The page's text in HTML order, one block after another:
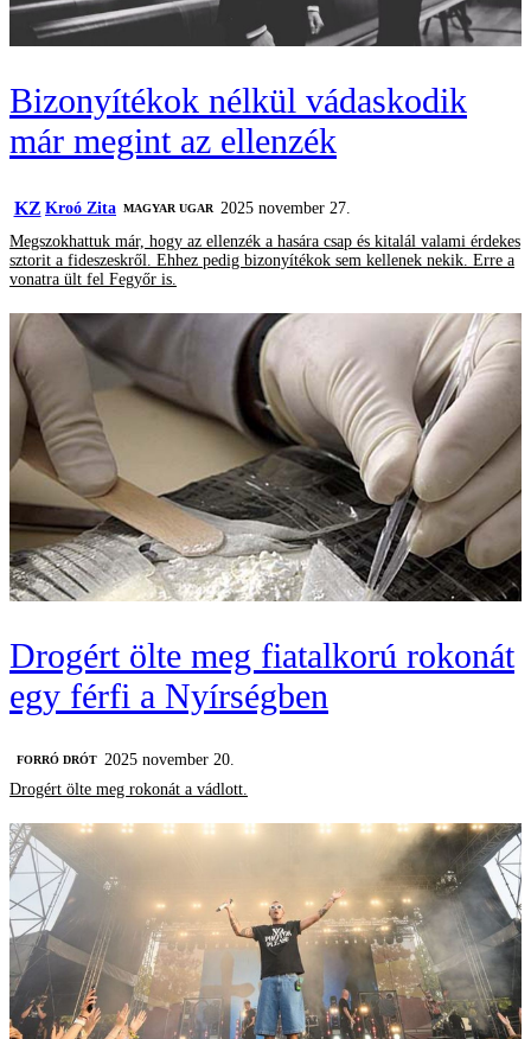
Bizonyítékok nélkül vádaskodik
már megint az ellenzék
KZ Kroó Zita MAGYAR UGAR
2025 november 27.
Megszokhattuk már, hogy az ellenzék a hasára csap és kitalál valami érdekes
sztorit a fideszeskről. Ehhez pedig bizonyítékok sem kellenek nekik. Erre a
vonatra ült fel Fegyőr is.
Drogért ölte meg fiatalkorú rokonát
egy férfi a Nyírségben
FORRÓ DRÓT
2025 november 20.
Drogért ölte meg rokonát a vádlott.